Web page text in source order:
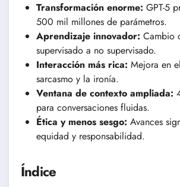
Transformación enorme: GPT-5
500 mil millones de parámetros.
Aprendizaje innovador: Cambio
supervisado a no supervisado.
Interacción más rica: Mejora en
sarcasmo y la ironía.
Ventana de contexto ampliada:
para conversaciones fluidas.
Ética y menos sesgo: Avances
equidad y responsabilidad.
Índice